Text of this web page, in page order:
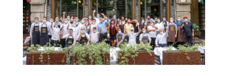
p
k